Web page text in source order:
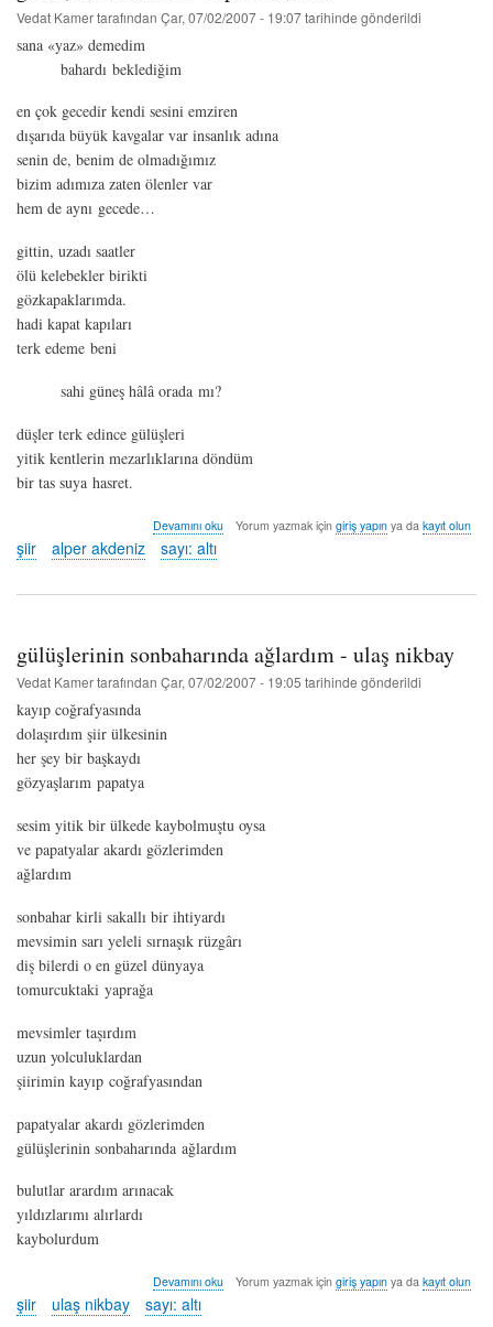
Vedat Kamertarafından Çar, 07/02/2007 - 19:07tarihinde gönderildi
sana «yaz» demedim
bahardı beklediğim
en çok gecedir kendi sesini emziren
dışarıda büyük kavgalar var insanlık adına
senin de, benim de olmadığımız
bizim adımıza zaten ölenler var
hem de aynı gecede…
gittin, uzadı saatler
ölü kelebekler birikti
gözkapaklarımda.
hadi kapat kapıları
terk edeme beni
sahi güneş hâlâ orada mı?
düşler terk edince gülüşleri
yitik kentlerin mezarlıklarına döndüm
bir tas suya hasret.
gittin,
saatler
alper
Devamını oku Yorum yazmak için giriş yapınya da kayıt olun
şiir alper akdeniz sayı: altı
gülüşlerinin sonbaharında ağlardım - ulaş nikbay
Vedat Kamertarafından Çar, 07/02/2007 - 19:05 tarihinde gönderildi
kayıp coğrafyasında
dolaşırdım şiir ülkesinin
her şey bir başkaydı
gözyaşlarım papatya
sesim yitik bir ülkede kaybolmuştu oysa
ve papatyalar akardı gözlerimden
ağlardım
sonbahar kirli sakallı bir ihtiyardı
mevsimin sarı yeleli sırnaşık rüzgârı
diş bilerdi o en güzel dünyaya
tomurcuktaki yaprağa
mevsimler taşırdım
uzun yolculuklardan
şiirimin kayıp coğrafyasından
papatyalar akardı gözlerimden
gülüşlerinin sonbaharında ağlardım
bulutlar arardım arınacak
yıldızlarımı alırlardı
kaybolurdum
gülüşlerinin
sonbaharında
ağlardım
Devamını oku Yorum yazmak için giriş yapınya da kayıt olun
şiir ulaş nikbay sayı: altı